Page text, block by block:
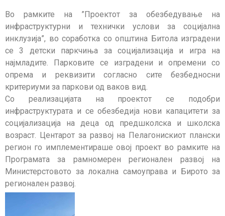
Во рамките на ”Проектот за обезбедување на
инфраструктурни и технички услови за социјална
инклузија”, во соработка со општина Битола изградени
се 3 детски паркчиња за социјализација и игра на
најмладите. Парковите се изградени и опремени со
опрема и реквизити согласно сите безбедносни
критериуми за паркови од ваков вид.
Со реализацијата на проектот се подобри
инфраструктурата и се обезбедија нови капацитети за
социјализација на деца од предшколска и школска
возраст. Центарот за развој на Пелагонискиот плански
регион го имплементираше овој проект во рамките на
Програмата за рамномерен регионален развој на
Министерстовото за локална самоуправа и Бирото за
регионален развој.